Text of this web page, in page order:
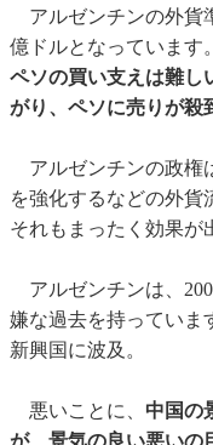
アルゼンチンの外貨
億ドルとなっています
ペソの買い支えは難し
がり、ペソに売りが殺
アルゼンチンの政権
を強化するなどの外貨
それもまったく効果が
アルゼンチンは、
嫌な過去を持っていま
新興国に波及。
悪いことに、 中国の